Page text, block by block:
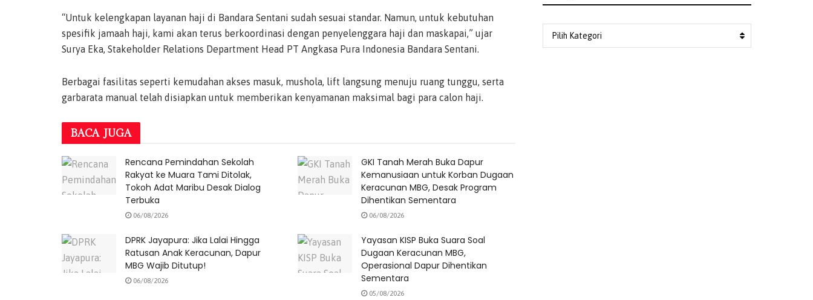
“Untuk kelengkapan layanan haji di Bandara Sentani sudah sesuai standar. Namun, untuk kebutuhan
spesifik jamaah haji, kami akan terus berkoordinasi dengan penyelenggara haji dan maskapai,” ujar
Surya Eka, Stakeholder Relations Department Head PT Angkasa Pura Indonesia Bandara Sentani.
Berbagai fasilitas seperti kemudahan akses masuk, mushola, lift langsung menuju ruang tunggu, serta
garbarata manual telah disiapkan untuk memberikan kenyamanan maksimal bagi para calon haji.
BACA JUGA
Rencana Pemindahan Sekolah
Rakyat ke Muara Tami Ditolak,
Tokoh Adat Maribu Desak Dialog
Terbuka
06/08/2026
GKI Tanah Merah Buka Dapur
Kemanusiaan untuk Korban Dugaan
Keracunan MBG, Desak Program
Dihentikan Sementara
06/08/2026
DPRK Jayapura: Jika Lalai Hingga
Ratusan Anak Keracunan, Dapur
MBG Wajib Ditutup!
06/08/2026
Yayasan KISP Buka Suara Soal
Dugaan Keracunan MBG,
Operasional Dapur Dihentikan
Sementara
05/08/2026
Pilih Kategori